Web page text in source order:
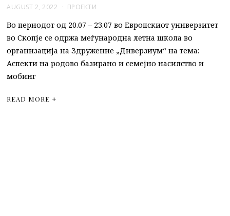
AUGUST 2, 2022 ПРОЕКТИ
Во периодот од 20.07 – 23.07 во Европскиот универзитет
во Скопје се одржа меѓународна летна школа во
организација на Здружение „Диверзиум“ на тема:
Аспекти на родово базирано и семејно насилство и
мобинг
READ MORE +